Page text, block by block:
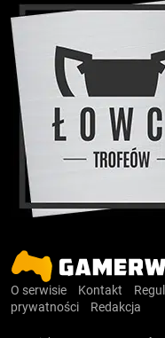
O serwisie Kontakt
prywatności
Redakcja